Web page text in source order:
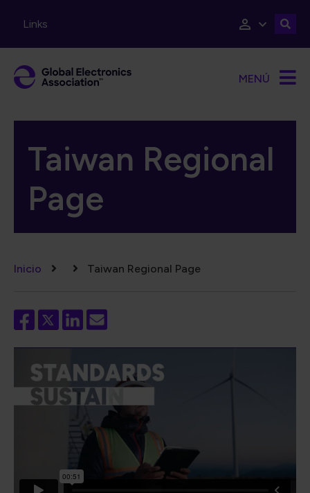
Links
MENÚ
Taiwan Regional
Page
Ruta de navegación
Inicio Taiwan Regional Page